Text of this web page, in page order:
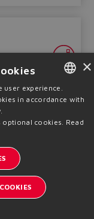
bar
配置
ENGLISH
ITALIAN
×
user experience.
in accordance with
optional cookies. Read